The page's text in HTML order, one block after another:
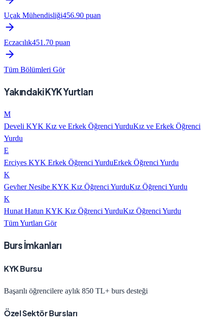
Uçak Mühendisliği456.90 puan
Eczacılık451.70 puan
Tüm Bölümleri Gör
Yakındaki KYK Yurtları
M
Develi KYK Kız ve Erkek Öğrenci YurduKız ve Erkek Öğrenci
Yurdu
E
Erciyes KYK Erkek Öğrenci YurduErkek Öğrenci Yurdu
K
Gevher Nesibe KYK Kız Öğrenci YurduKız Öğrenci Yurdu
K
Hunat Hatun KYK Kız Öğrenci YurduKız Öğrenci Yurdu
Tüm Yurtları Gör
Burs İmkanları
KYK Bursu
Başarılı öğrencilere aylık 850 TL+ burs desteği
Özel Sektör Bursları